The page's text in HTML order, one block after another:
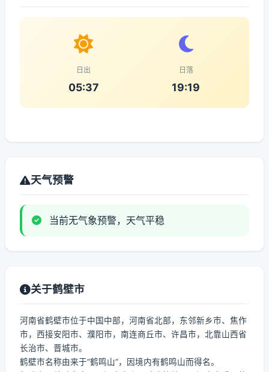
日出
05:37
日落
19:19
天气预警
当前无气象预警，天气平稳
关于鹤壁市
河南省鹤壁市位于中国中部，河南省北部，东邻新乡市、焦作
市，西接安阳市、濮阳市，南连商丘市、许昌市，北靠山西省
长治市、晋城市。
鹤壁市名称由来于“鹤鸣山”，因境内有鹤鸣山而得名。